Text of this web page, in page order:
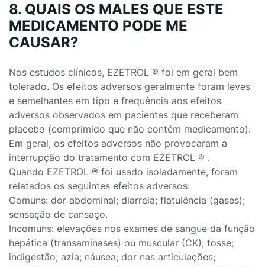
8. QUAIS OS MALES QUE ESTE
MEDICAMENTO PODE ME
CAUSAR?
Nos estudos clínicos, EZETROL ® foi em geral bem
tolerado. Os efeitos adversos geralmente foram leves
e semelhantes em tipo e frequência aos efeitos
adversos observados em pacientes que receberam
placebo (comprimido que não contém medicamento).
Em geral, os efeitos adversos não provocaram a
interrupção do tratamento com EZETROL ® .
Quando EZETROL ® foi usado isoladamente, foram
relatados os seguintes efeitos adversos:
Comuns: dor abdominal; diarreia; flatulência (gases);
sensação de cansaço.
Incomuns: elevações nos exames de sangue da função
hepática (transaminases) ou muscular (CK); tosse;
indigestão; azia; náusea; dor nas articulações;